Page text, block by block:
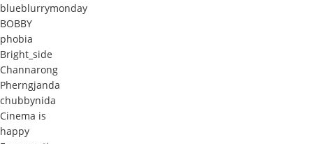
blueblurrymonday
BOBBY
phobia
Bright_side
Channarong
Pherngjanda
chubbynida
Cinema is
happy